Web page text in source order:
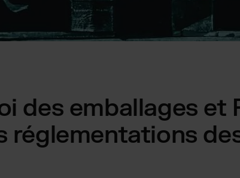
des emballages et
réglementations